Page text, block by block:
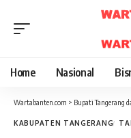
Home Nasional
Wartabanten.com > Bupati Tangerang dan
KABUPATEN TANGERANG